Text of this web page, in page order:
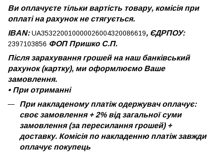
Ви оплачуєте тільки вартість товару, комісія при
оплаті на рахунок не стягується.
IBAN:UA353220010000026004320086619, ЄДРПОУ:
2397103856 ФОП Пришко С.П.
Після зарахування грошей на наш банківський
рахунок (картку), ми оформлюємо Ваше
замовлення.
•При отриманні
При накладеному платіж одержувач оплачує:
своє замовлення + 2% від загальної суми
замовлення (за пересилання грошей) +
доставку. Комісія по накладенню платіж завжди
оплачує покупець